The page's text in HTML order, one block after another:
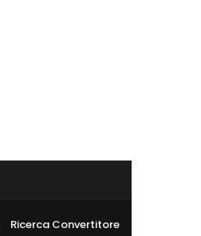
Ricerca Convertitore